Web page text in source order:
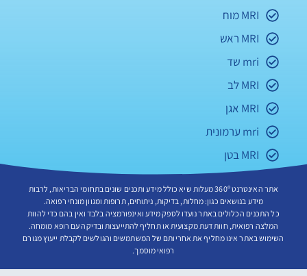
MRI מוח
MRI ראש
mri שד
MRI לב
MRI אגן
mri ערמונית
MRI בטן
אתר האינטרנט 360º מעלות שיא כולל מידע ותכנים שונים בתחומי הבריאות, לרבות
מידע בנושאים כגון: מחלות, בדיקות, ניתוחים, תרופות ומגוון מונחי רפואה.
כל התכנים הכלולים באתר נועדו לספק מידע ואינפורמציה בלבד ואין בהם כדי להוות
המלצה רפואית, חוות דעת מקצועית או תחליף להתייעצות ובדיקה עם רופא מומחה.
השימוש באתר אינו מחליף את אחריותם של המשתמשים והגולשים לקבלת ייעוץ מגורם
רפואי מוסמך.